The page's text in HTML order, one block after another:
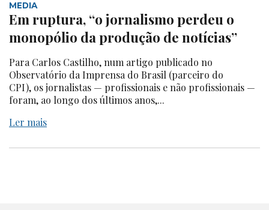
MEDIA
Em ruptura, “o jornalismo perdeu o
monopólio da produção de notícias”
Para Carlos Castilho, num artigo publicado no
Observatório da Imprensa do Brasil (parceiro do
CPI), os jornalistas — profissionais e não profissionais —
foram, ao longo dos últimos anos,...
Ler mais